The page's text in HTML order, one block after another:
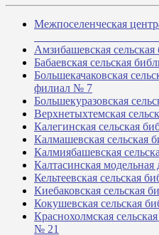
Межпоселенческая
Амзибашевская
Бабаевская сельская
Большекачаковская
филиал № 7
Большекуразовская
Верхнетыхтемская
Калегинская сельская
Калмашевская сельская
Калмиябашевская
Калтасинская модельная
Кельтеевская сельская
Киебаковская сельская
Кокушевская сельская
Краснохолмская
№ 21